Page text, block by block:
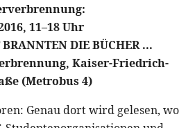
11–18 Uhr
DIE BÜCHER ...
Kaiser-Friedrich-
(Metrobus 4)
Genau dort wird gelesen, wo